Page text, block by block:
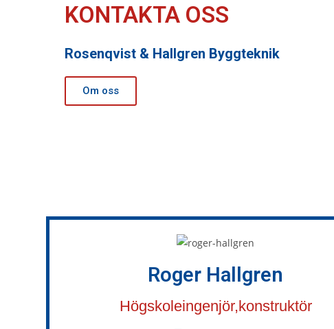
KONTAKTA OSS
Rosenqvist & Hallgren Byggteknik
Om oss
Roger Hallgren
Högskoleingenjör,konstruktör